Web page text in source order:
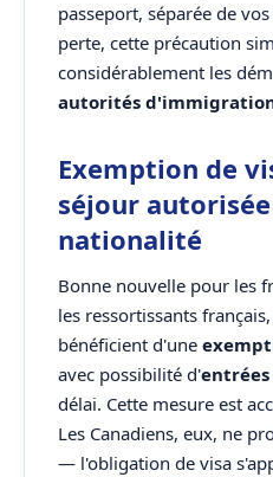
passeport, séparée de
perte, cette précaution
considérablement les
autorités
Exemption de
séjour
nationalité
Bonne nouvelle pour les
les ressortissants
bénéficient d'une
avec possibilité d'
délai. Cette mesure est
Les Canadiens, eux, ne
— l'obligation de visa